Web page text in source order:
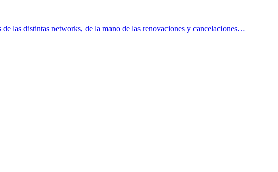
las distintas networks, de la mano de las renovaciones y cancelaciones…